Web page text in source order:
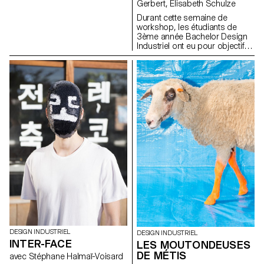
Gerbert, Elisabeth Schulze
Durant cette semaine de
workshop, les étudiants de
3ème année Bachelor Design
Industriel ont eu pour objectif
de créer des natures mortes
par le biais de logiciel de
modélisation 3D et de rendu
photo-réaliste. Chaque nature
morte comporte au moins une
fleur et un vase. Les étudiants
ont réinterprétés cette
contrainte, tout en étant libre
d’explorer les possibilités de
formes, de matières, de
compositions et de lumière.
DESIGN INDUSTRIEL
INTER-FACE
avec Stéphane Halmaï-Voisard
DESIGN INDUSTRIEL
LES MOUTONDEUSES
DE MÉTIS